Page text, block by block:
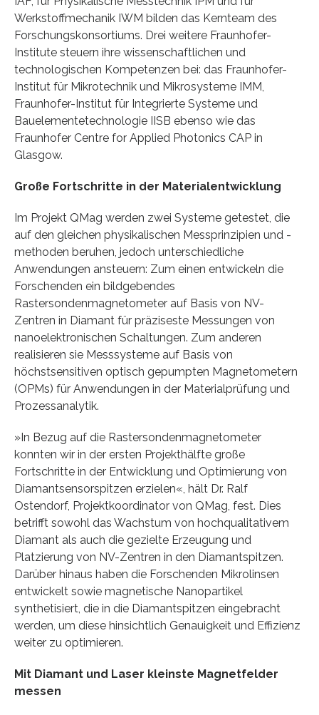
Werkstoffmechanik IWM bilden das Kernteam des
Forschungskonsortiums. Drei weitere Fraunhofer-
Institute steuern ihre wissenschaftlichen und
technologischen Kompetenzen bei: das Fraunhofer-
Institut für Mikrotechnik und Mikrosysteme IMM,
Fraunhofer-Institut für Integrierte Systeme und
Bauelementetechnologie IISB ebenso wie das
Fraunhofer Centre for Applied Photonics CAP in
Glasgow.
Große Fortschritte in der Materialentwicklung
Im Projekt QMag werden zwei Systeme getestet, die
auf den gleichen physikalischen Messprinzipien und -
methoden beruhen, jedoch unterschiedliche
Anwendungen ansteuern: Zum einen entwickeln die
Forschenden ein bildgebendes
Rastersondenmagnetometer auf Basis von NV-
Zentren in Diamant für präziseste Messungen von
nanoelektronischen Schaltungen. Zum anderen
realisieren sie Messsysteme auf Basis von
höchstsensitiven optisch gepumpten Magnetometern
(OPMs) für Anwendungen in der Materialprüfung und
Prozessanalytik.
»In Bezug auf die Rastersondenmagnetometer
konnten wir in der ersten Projekthälfte große
Fortschritte in der Entwicklung und Optimierung von
Diamantsensorspitzen erzielen«, hält Dr. Ralf
Ostendorf, Projektkoordinator von QMag, fest. Dies
betrifft sowohl das Wachstum von hochqualitativem
Diamant als auch die gezielte Erzeugung und
Platzierung von NV-Zentren in den Diamantspitzen.
Darüber hinaus haben die Forschenden Mikrolinsen
entwickelt sowie magnetische Nanopartikel
synthetisiert, die in die Diamantspitzen eingebracht
werden, um diese hinsichtlich Genauigkeit und Effizienz
weiter zu optimieren.
Mit Diamant und Laser kleinste Magnetfelder
messen